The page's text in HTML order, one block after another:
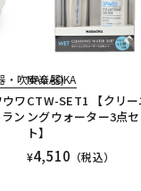
・吹奏楽器)
ワ
ン
NAGAOKA
CTW-SET1 【クリ
ングウォーター3点
ト】
¥4,510 （税込）